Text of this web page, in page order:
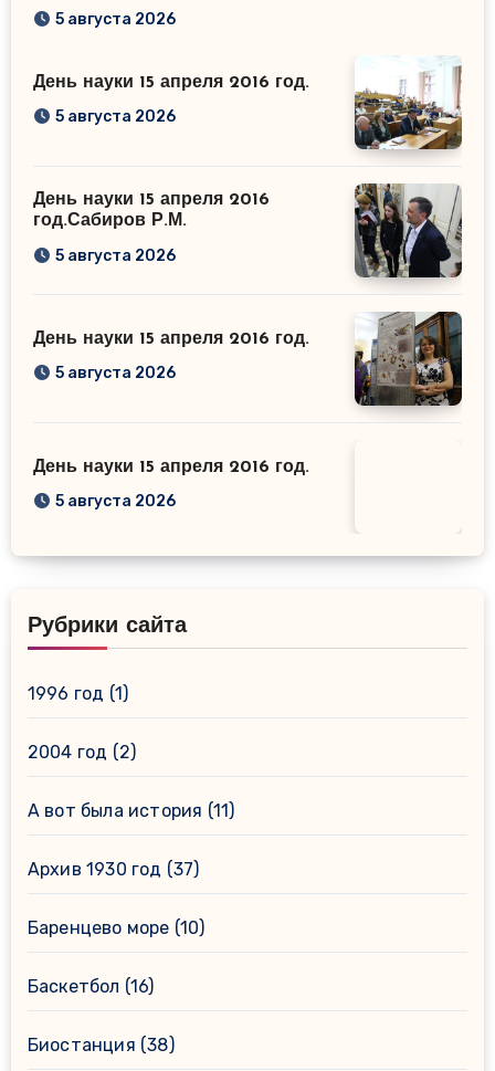
5 августа 2026
День науки 15 апреля 2016 год.
5 августа 2026
День науки 15 апреля 2016
год.Сабиров Р.М.
5 августа 2026
День науки 15 апреля 2016 год.
5 августа 2026
День науки 15 апреля 2016 год.
5 августа 2026
Рубрики сайта
1996 год (1)
2004 год (2)
А вот была история (11)
Архив 1930 год (37)
Баренцево море (10)
Баскетбол (16)
Биостанция (38)